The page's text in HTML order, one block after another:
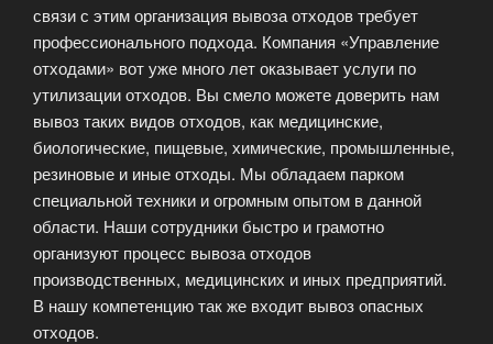
связи с этим организация вывоза отходов требует
профессионального подхода. Компания «Управление
отходами» вот уже много лет оказывает услуги по
утилизации отходов. Вы смело можете доверить нам
вывоз таких видов отходов, как медицинские,
биологические, пищевые, химические, промышленные,
резиновые и иные отходы. Мы обладаем парком
специальной техники и огромным опытом в данной
области. Наши сотрудники быстро и грамотно
организуют процесс вывоза отходов
производственных, медицинских и иных предприятий.
В нашу компетенцию так же входит вывоз опасных
отходов.